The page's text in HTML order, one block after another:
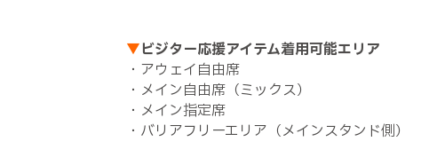
▼ビジター応援アイテム着用可能エリア
・アウェイ自由席
・メイン自由席（ミックス）
・メイン指定席
・バリアフリーエリア（メインスタンド側）